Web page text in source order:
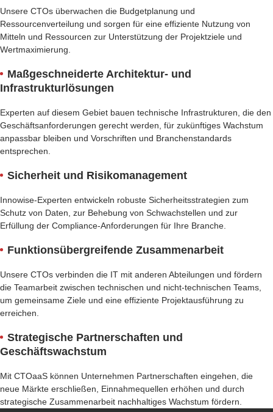
Unsere CTOs überwachen die Budgetplanung und
Ressourcenverteilung und sorgen für eine effiziente Nutzung von
Mitteln und Ressourcen zur Unterstützung der Projektziele und
Wertmaximierung.
Maßgeschneiderte Architektur- und
Infrastrukturlösungen
Experten auf diesem Gebiet bauen technische Infrastrukturen, die den
Geschäftsanforderungen gerecht werden, für zukünftiges Wachstum
anpassbar bleiben und Vorschriften und Branchenstandards
entsprechen.
Sicherheit und Risikomanagement
Innowise-Experten entwickeln robuste Sicherheitsstrategien zum
Schutz von Daten, zur Behebung von Schwachstellen und zur
Erfüllung der Compliance-Anforderungen für Ihre Branche.
Funktionsübergreifende Zusammenarbeit
Unsere CTOs verbinden die IT mit anderen Abteilungen und fördern
die Teamarbeit zwischen technischen und nicht-technischen Teams,
um gemeinsame Ziele und eine effiziente Projektausführung zu
erreichen.
Strategische Partnerschaften und
Geschäftswachstum
Mit CTOaaS können Unternehmen Partnerschaften eingehen, die
neue Märkte erschließen, Einnahmequellen erhöhen und durch
strategische Zusammenarbeit nachhaltiges Wachstum fördern.